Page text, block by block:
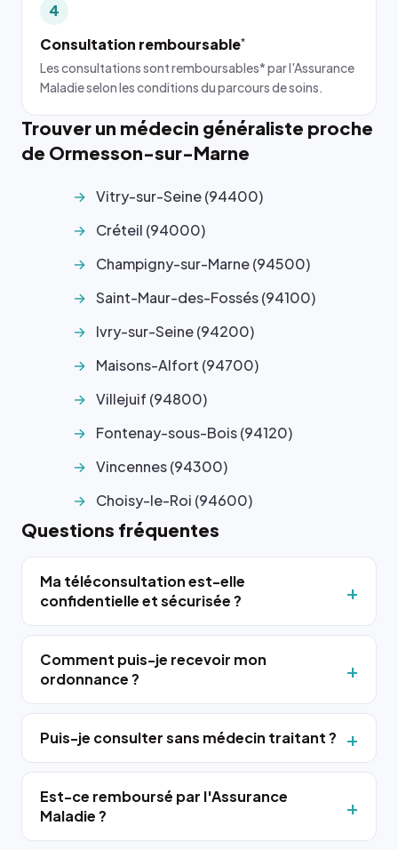
4
Consultation remboursable*
Les consultations sont remboursables* par l'Assurance
Maladie selon les conditions du parcours de soins.
Trouver un médecin généraliste proche
de Ormesson-sur-Marne
Vitry-sur-Seine (94400)
Créteil (94000)
Champigny-sur-Marne (94500)
Saint-Maur-des-Fossés (94100)
Ivry-sur-Seine (94200)
Maisons-Alfort (94700)
Villejuif (94800)
Fontenay-sous-Bois (94120)
Vincennes (94300)
Choisy-le-Roi (94600)
Questions fréquentes
Ma téléconsultation est-elle
confidentielle et sécurisée ?
Comment puis-je recevoir mon
ordonnance ?
Puis-je consulter sans médecin traitant ?
Est-ce remboursé par l'Assurance
Maladie ?